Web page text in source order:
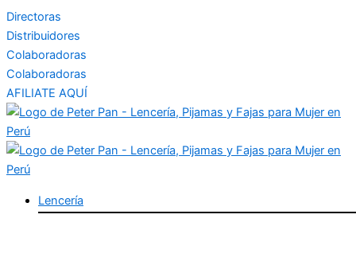
Directoras
Distribuidores
Colaboradoras
Colaboradoras
AFILIATE AQUÍ
Lencería